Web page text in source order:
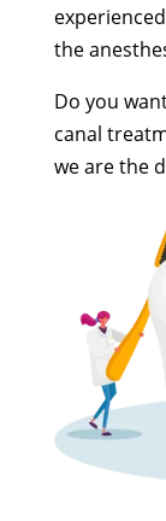
the
Do you
canal
we are the